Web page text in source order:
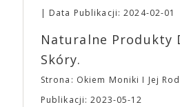
Data Publikacji: 2024-02-01
Naturalne Produkty
Skóry.
Strona: Okiem Moniki I Jej
Publikacji: 2023-05-12